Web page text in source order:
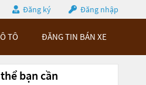
Đăng ký Đăng nhập
TÔ ĐĂNG TIN BÁN XE
bạn cần